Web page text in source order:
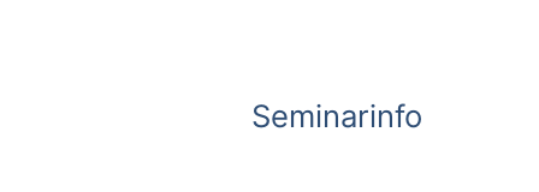
Seminarinfo